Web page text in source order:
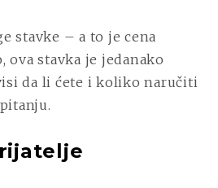
stavke – a to je cena
ova stavka je jedanako
da li ćete i koliko naručiti